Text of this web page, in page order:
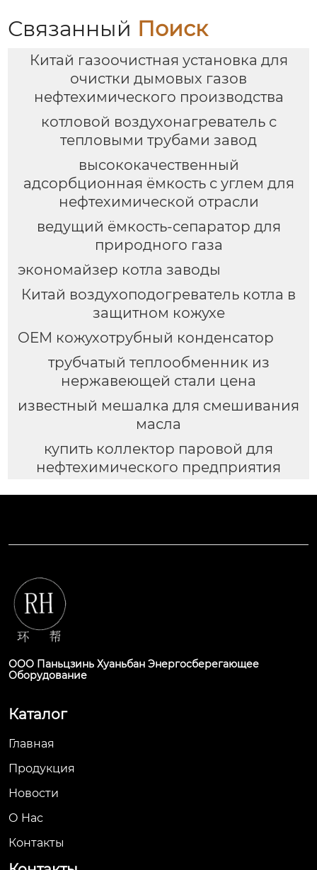
Связанный Поиск
Китай газоочистная установка для
очистки дымовых газов
нефтехимического производства
котловой воздухонагреватель с
тепловыми трубами завод
высококачественный
адсорбционная ёмкость с углем для
нефтехимической отрасли
ведущий ёмкость-сепаратор для
природного газа
экономайзер котла заводы
Китай воздухоподогреватель котла в
защитном кожухе
OEM кожухотрубный конденсатор
трубчатый теплообменник из
нержавеющей стали цена
известный мешалка для смешивания
масла
купить коллектор паровой для
нефтехимического предприятия
ООО Паньцзинь Хуаньбан Энергосберегающее
Оборудование
Каталог
Главная
Продукция
Новости
О Hас
Контакты